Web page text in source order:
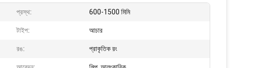
প্রস্থ: 600-1500 মিমি
টাইপ: আচার
রঙ: প্রাকৃতিক রং